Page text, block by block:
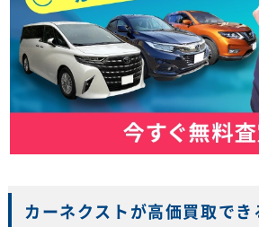
カーネクストが高価買取でき